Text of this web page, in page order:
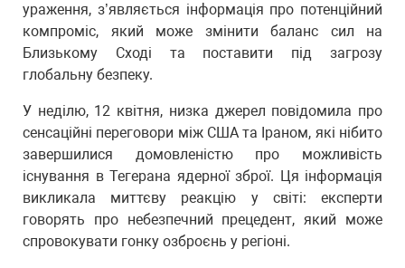
ураження, з’являється інформація про потенційний
компроміс, який може змінити баланс сил на
Близькому Сході та поставити під загрозу
глобальну безпеку.
У неділю, 12 квітня, низка джерел повідомила про
сенсаційні переговори між США та Іраном, які нібито
завершилися домовленістю про можливість
існування в Тегерана ядерної зброї. Ця інформація
викликала миттєву реакцію у світі: експерти
говорять про небезпечний прецедент, який може
спровокувати гонку озброєнь у регіоні.